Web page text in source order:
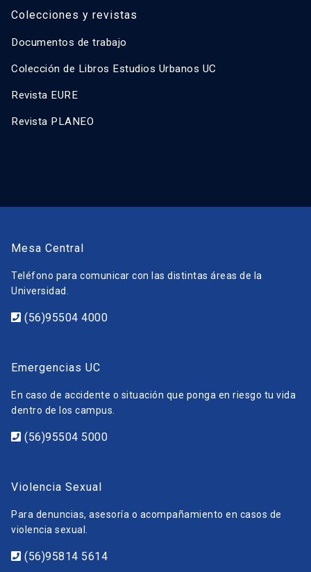
Colecciones y revistas
Documentos de trabajo
Colección de Libros Estudios Urbanos UC
Revista EURE
Revista PLANEO
Mesa Central
Teléfono para comunicar con las distintas áreas de la
Universidad.
(56)95504 4000
Emergencias UC
En caso de accidente o situación que ponga en riesgo tu vida
dentro de los campus.
(56)95504 5000
Violencia Sexual
Para denuncias, asesoría o acompañamiento en casos de
violencia sexual.
(56)95814 5614